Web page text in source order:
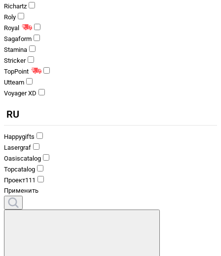
Richartz
Roly
Royal
Sagaform
Stamina
Stricker
TopPoint
Utteam
Voyager XD
RU
Happygifts
Lasergraf
Oasiscatalog
Topcatalog
Проект111
Применить